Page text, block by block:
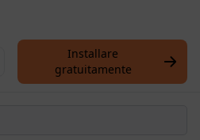
Installare
gratuitamente